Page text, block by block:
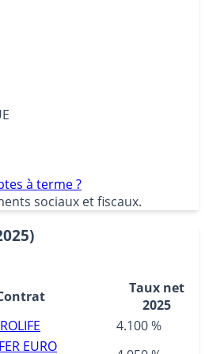
à terme ?
sociaux et fiscaux.
Taux net
2025
4.100 %
EURO